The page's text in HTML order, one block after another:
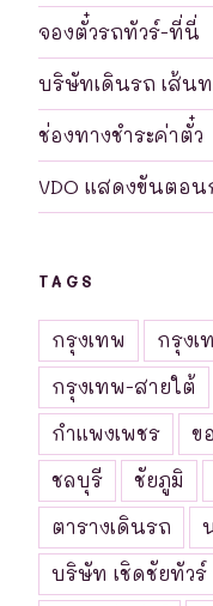
จองตั๋วรถทัวร์-ที่นี่
บริษัทเดินรถ เส้นท
ช่องทางชำระค่าตั๋ว
VDO แสดงขันตอน
TAGS
กรุงเทพ
กรุง
กรุงเทพ-สายใต้
กำแพงเพชร
ข
ชลบุรี
ชัยภูมิ
ตารางเดินรถ
บริษัท เชิดชัยทัวร์